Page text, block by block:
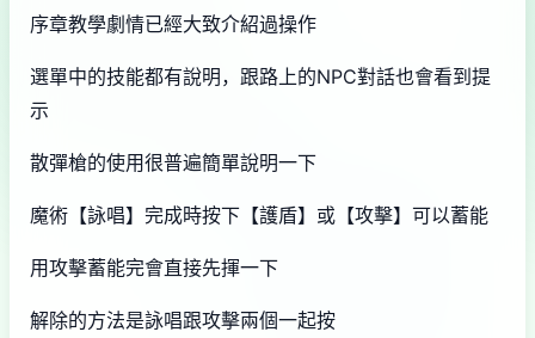
序章教學劇情已經大致介紹過操作
選單中的技能都有說明，跟路上的NPC對話也會看到提
示
散彈槍的使用很普遍簡單說明一下
魔術【詠唱】完成時按下【護盾】或【攻擊】可以蓄能
用攻擊蓄能完會直接先揮一下
解除的方法是詠唱跟攻擊兩個一起按